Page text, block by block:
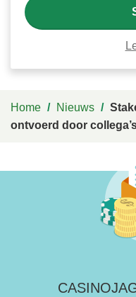
Home / Nieuws /
ontvoerd door